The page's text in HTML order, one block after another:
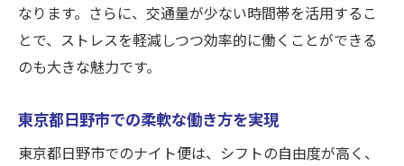
なります。さらに、交通量が少ない時間帯を活用するこ
とで、ストレスを軽減しつつ効率的に働くことができる
のも大きな魅力です。
東京都日野市での柔軟な働き方を実現
東京都日野市でのナイト便は、シフトの自由度が高く、